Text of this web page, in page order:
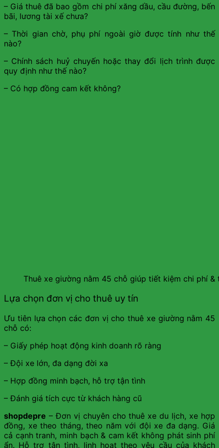
– Giá thuê đã bao gồm chi phí xăng dầu, cầu đường, bến
bãi, lương tài xế chưa?
– Thời gian chờ, phụ phí ngoài giờ được tính như thế
nào?
– Chính sách huỷ chuyến hoặc thay đổi lịch trình được
quy định như thế nào?
– Có hợp đồng cam kết không?
Thuê xe giường nằm 45 chỗ giúp tiết kiệm chi phí &
Lựa chọn đơn vị cho thuê uy tín
Ưu tiên lựa chọn các đơn vị cho thuê xe giường nằm 45
chỗ có:
– Giấy phép hoạt động kinh doanh rõ ràng
– Đội xe lớn, đa dạng đời xa
– Hợp đồng minh bạch, hỗ trợ tận tình
– Đánh giá tích cực từ khách hàng cũ
shopdepre – Đơn vị chuyên cho thuê xe du lịch, xe hợp
đồng, xe theo tháng, theo năm với đội xe đa dạng. Giá
cả cạnh tranh, minh bạch & cam kết không phát sinh phí
ẩn. Hỗ trợ tận tình, linh hoạt theo yêu cầu của khách